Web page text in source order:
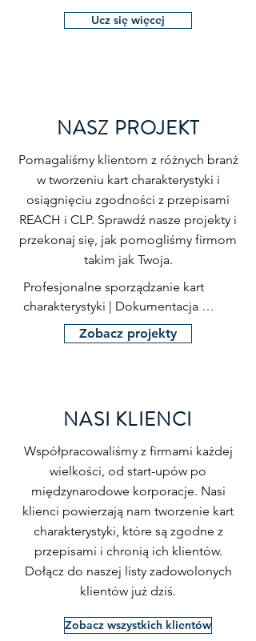
Ucz się więcej
NASZ PROJEKT
Pomagaliśmy klientom z różnych branż
w tworzeniu kart charakterystyki i
osiągnięciu zgodności z przepisami
REACH i CLP. Sprawdź nasze projekty i
przekonaj się, jak pomogliśmy firmom
takim jak Twoja.
Profesjonalne sporządzanie kart
charakterystyki | Dokumentacja
bezpieczeństwa chemicznego |
Projekty zgodności chemicznej
charakterystyki
Oferujemy specjalistyczną
dokumentację dla:
- Chemii budowlanej:
  - Farby i lakiery (zgodność z LZO)
  - Szpachlówki i tynki (normy EN)
  - Kleje budowlane (oznakowanie
  - Grunty i hydroizolacje
- Chemii konsumenckiej:
Zobacz projekty
NASI KLIENCI
Współpracowaliśmy z firmami każdej
wielkości, od start-upów po
międzynarodowe korporacje. Nasi
klienci powierzają nam tworzenie kart
charakterystyki, które są zgodne z
przepisami i chronią ich klientów.
Dołącz do naszej listy zadowolonych
klientów już dziś.
Zobacz wszystkich klientów